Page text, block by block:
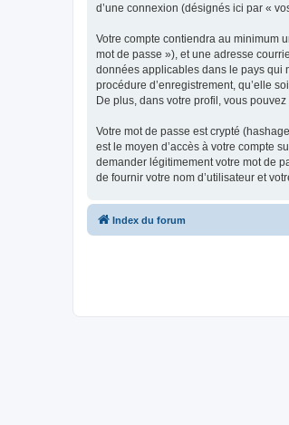
d’une connexion (désignés ici par «
Votre compte contiendra au minimum
mot de passe »), et une adresse
données applicables dans le pays qui
procédure d’enregistrement, qu’elle
De plus, dans votre profil, vous
Votre mot de passe est crypté
est le moyen d’accès à votre compte
demander légitimement votre mot de
de fournir votre nom d’utilisateur et
Index du forum